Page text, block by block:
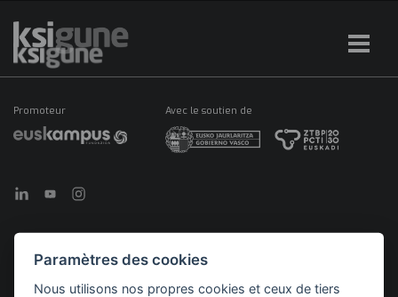
Promoteur Avec le soutien de
Paramètres des cookies
Nous utilisons nos propres cookies et ceux de tiers